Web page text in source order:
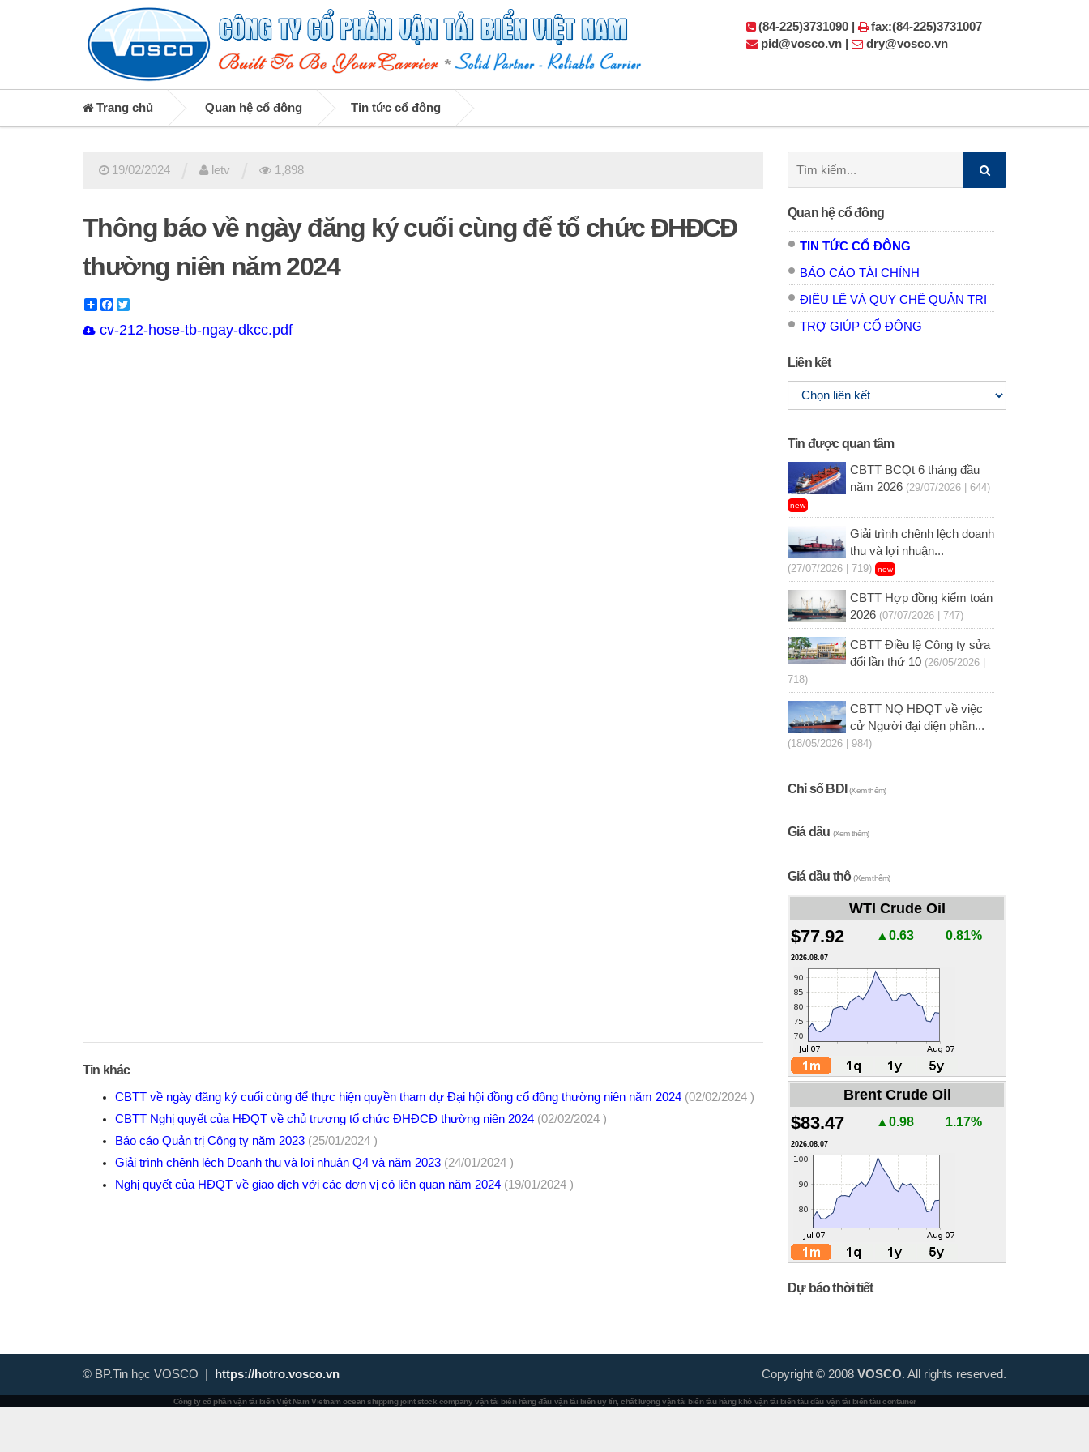
(84-225)3731090 |
fax:(84-225)3731007
pid@vosco.vn |
dry@vosco.vn
Trang chủ Quan hệ cổ đông Tin tức cổ đông
19/02/2024 letv 1,898
Thông báo về ngày đăng ký cuối cùng để tổ chức ĐHĐCĐ
thường niên năm 2024
ShareFacebook
cv-212-hose-tb-ngay-dkcc.pdf
Tin khác
CBTT về ngày đăng ký cuối cùng để thực hiện quyền tham dự Đại hội đồng cổ đông thường niên năm 2024 (02/02/2024 )
CBTT Nghị quyết của HĐQT về chủ trương tổ chức ĐHĐCĐ thường niên 2024 (02/02/2024 )
Báo cáo Quản trị Công ty năm 2023 (25/01/2024 )
Giải trình chênh lệch Doanh thu và lợi nhuận Q4 và năm 2023 (24/01/2024 )
Nghị quyết của HĐQT về giao dịch với các đơn vị có liên quan năm 2024 (19/01/2024 )
kiếm:
Quan hệ cổ đông
TIN TỨC CỔ ĐÔNG
BÁO CÁO TÀI CHÍNH
ĐIỀU LỆ VÀ QUY CHẾ QUẢN TRỊ
TRỢ GIÚP CỔ ĐÔNG
Liên kết
Tin được quan tâm
CBTT BCQt 6 tháng đầu
năm 2026 (29/07/2026 | 644)
new
Giải trình chênh lệch doanh
thu và lợi nhuận...
(27/07/2026 | 719) new
CBTT Hợp đồng kiểm toán
2026 (07/07/2026 | 747)
CBTT Điều lệ Công ty sửa
đổi lần thứ 10 (26/05/2026 |
718)
CBTT NQ HĐQT về việc
cử Người đại diện phần...
(18/05/2026 | 984)
Chỉ số BDI(Xem thêm)
Giá dầu (Xem thêm)
Giá dầu thô(Xem thêm)
WTI Crude Oil
$77.92 ▲0.63 0.81%
2026.08.07
Brent Crude Oil
$83.47 ▲0.98 1.17%
2026.08.07
Dự báo thời tiết
© BP.Tin học VOSCO | https://hotro.vosco.vn Copyright © 2008 VOSCO. All rights reserved.
Công ty cổ phần vận tải biển Việt Nam Vietnam ocean shipping joint stock company vận tải biển hàng đầu vận tải biển uy tín, chất lượng vận tải biển tàu hàng khô vận tải biển tàu dầu vận tải biển tàu container